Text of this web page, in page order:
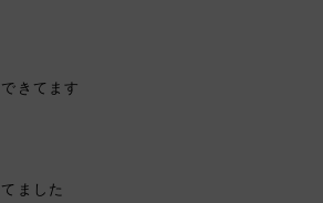
きてます
ました